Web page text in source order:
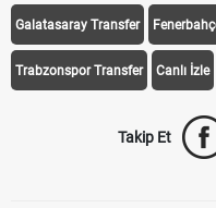
Galatasaray Transfer
Trabzonspor Transfer Canlı İzle
Takip Et